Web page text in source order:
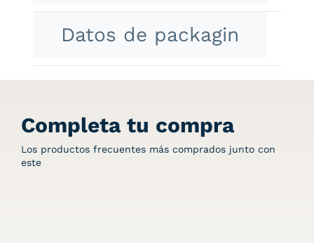
Datos de packagin
Completa tu compra
Los productos frecuentes más comprados junto con
este